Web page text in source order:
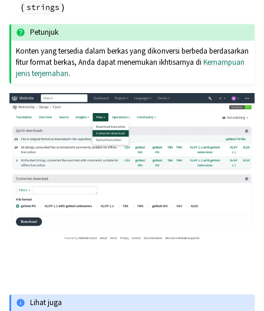
( strings )
Petunjuk
Konten yang tersedia dalam berkas yang dikonversi berbeda berdasarkan
fitur format berkas, Anda dapat menemukan ikhtisarnya diKemampuan
jenis terjemahan.
Lihat juga